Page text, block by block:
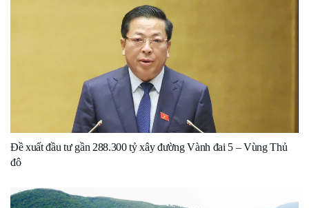
Đề xuất đầu tư gần 288.300 tỷ xây đường Vành đai 5 – Vùng Thủ
đô